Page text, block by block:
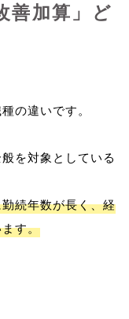
善加算」ど
の違いです。
を対象としている
続年数が長く、経
す。